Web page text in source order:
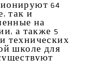
64
так и
на
а также 5
технических
школе для